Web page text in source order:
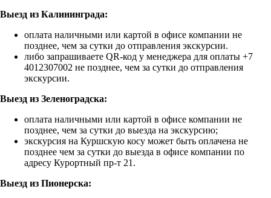
Выезд из Калининграда:
оплата наличными или картой в офисе компании не
позднее, чем за сутки до отправления экскурсии.
либо запрашиваете QR-код у менеджера для оплаты +7
4012307002 не позднее, чем за сутки до отправления
экскурсии.
Выезд из Зеленоградска:
оплата наличными или картой в офисе компании не
позднее, чем за сутки до выезда на экскурсию;
экскурсия на Куршскую косу может быть оплачена не
позднее чем за сутки до выезда в офисе компании по
адресу Курортный пр-т 21.
Выезд из Пионерска: